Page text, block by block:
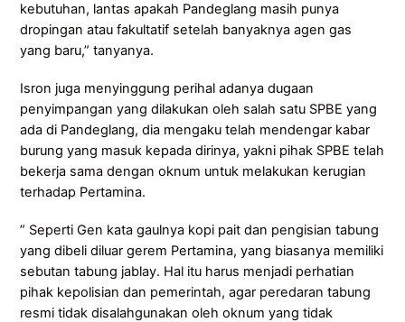
kebutuhan, lantas apakah Pandeglang masih punya
dropingan atau fakultatif setelah banyaknya agen gas
yang baru,” tanyanya.
Isron juga menyinggung perihal adanya dugaan
penyimpangan yang dilakukan oleh salah satu SPBE yang
ada di Pandeglang, dia mengaku telah mendengar kabar
burung yang masuk kepada dirinya, yakni pihak SPBE telah
bekerja sama dengan oknum untuk melakukan kerugian
terhadap Pertamina.
” Seperti Gen kata gaulnya kopi pait dan pengisian tabung
yang dibeli diluar gerem Pertamina, yang biasanya memiliki
sebutan tabung jablay. Hal itu harus menjadi perhatian
pihak kepolisian dan pemerintah, agar peredaran tabung
resmi tidak disalahgunakan oleh oknum yang tidak